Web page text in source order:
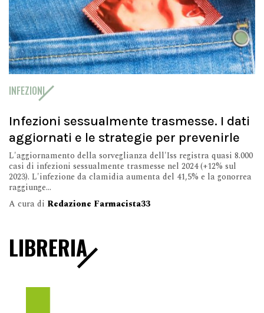
INFEZIONI
Infezioni sessualmente trasmesse. I dati
aggiornati e le strategie per prevenirle
L'aggiornamento della sorveglianza dell'Iss registra quasi 8.000
casi di infezioni sessualmente trasmesse nel 2024 (+12% sul
2023). L'infezione da clamidia aumenta del 41,5% e la gonorrea
raggiunge...
A cura di Redazione Farmacista33
LIBRERIA